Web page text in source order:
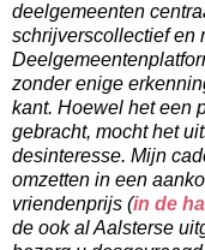
deelgemeenten
schrijverscollectief en
zonder enige
kant. Hoewel het een
gebracht, mocht het
desinteresse. Mijn
omzetten in een
vriendenprijs (in de
de ook al Aalsterse